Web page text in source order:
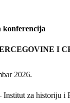
konferencija
I
2026.
Institut za historiju i